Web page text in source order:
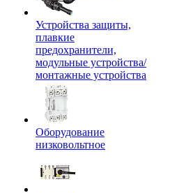
Устройства защиты,
плавкие
предохранители,
модульные устройства/
монтажные устройства
Оборудование
низковольтное